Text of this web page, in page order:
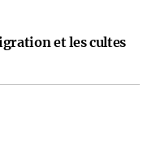
et les cultes